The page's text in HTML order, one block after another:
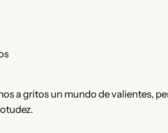
a gritos un mundo de valientes,